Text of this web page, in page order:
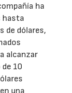
ha
hasta
de dólares,
alcanzar
10
una